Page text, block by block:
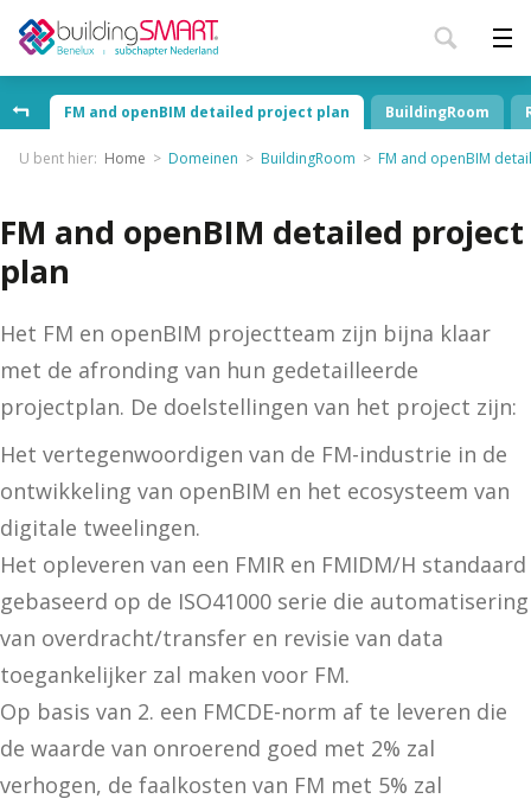
BuildingRoom
FM and openBIM detailed project plan
U bent hier: Home Domeinen BuildingRoom FM and openBIM
FM and openBIM detailed project
plan
Het FM en openBIM projectteam zijn bijna klaar
met de afronding van hun gedetailleerde
projectplan. De doelstellingen van het project zijn:
Het vertegenwoordigen van de FM-industrie in de
ontwikkeling van openBIM en het ecosysteem van
digitale tweelingen.
Het opleveren van een FMIR en FMIDM/H standaard
gebaseerd op de ISO41000 serie die automatisering
van overdracht/transfer en revisie van data
toegankelijker zal maken voor FM.
Op basis van 2. een FMCDE-norm af te leveren die
de waarde van onroerend goed met 2% zal
verhogen, de faalkosten van FM met 5% zal